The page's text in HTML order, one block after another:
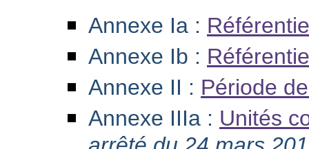
Annexe Ia :
Annexe Ib :
Annexe II : Période
Annexe IIIa : Unités